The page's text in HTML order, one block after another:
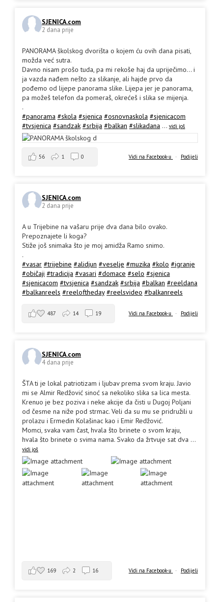
SJENICA.com
2 dana prije
PANORAMA školskog dvorišta o kojem ću ovih dana pisati,
možda već sutra.
Davno nisam prošo tuda, pa mi rekoše haj da upriječimo... i
ja vazda nađem nešto za slikanje, ali hajde prvo da
pođemo od lijepe panorama slike. Lijepa jer je panorama,
pa možeš telefon da pomeraš, okrećeš i slika se mijenja.
.
#panorama #skola #sjenica #osnovnaskola #sjenicacom
#tvsjenica #sandzak #srbija #balkan #slikadana ... vidi još
Vidi na Facebook-u · Podijeli
56 1 0
SJENICA.com
2 dana prije
A u Trijebine na vašaru prije dva dana bilo ovako.
Prepoznajete li koga?
Stiže još snimaka što je moj amidža Ramo snimo.
.
#vasar #trijebine #alidjun #veselje #muzika #kolo #igranje
#običaji #tradicija #vasari #domace #selo #sjenica
#sjenicacom #tvsjenica #sandzak #srbija #balkan #reeldana
#balkanreels #reeloftheday #reelsvideo #balkanreels
Vidi na Facebook-u · Podijeli
487 14 19
SJENICA.com
4 dana prije
ŠTA ti je lokal patriotizam i ljubav prema svom kraju. Javio
mi se Almir Redžović sinoć sa nekoliko slika sa lica mesta.
Krenuo je bez poziva i neke akcije da čisti u Dugoj Poljani
od česme na niže pod strmac. Veli da su mu se pridružili u
prolazu i Ermedin Kolašinac kao i Emir Redžović.
Momci, svaka vam čast, hvala što brinete o svom kraju,
hvala što brinete o svima nama. Svako da žrtvuje sat dva ...
vidi još
Vidi na Facebook-u · Podijeli
169 2 16